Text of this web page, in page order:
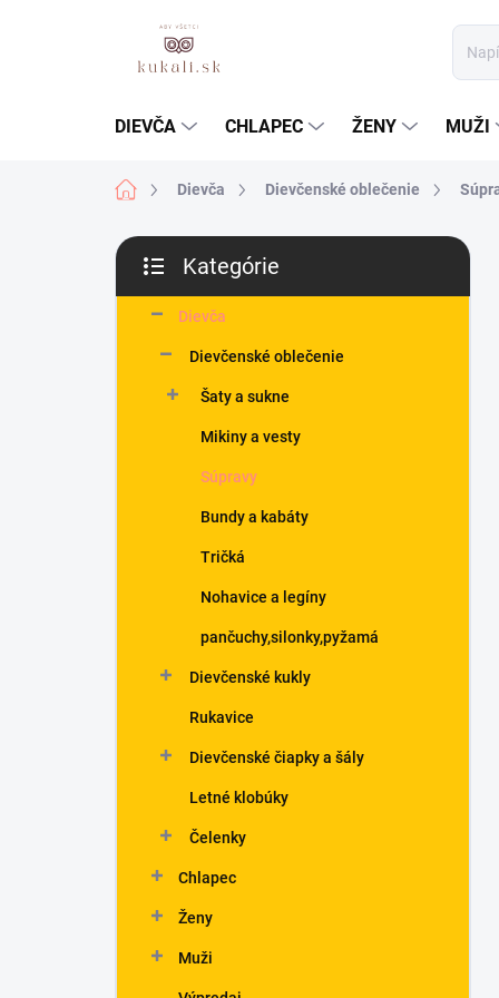
DIEVČA CHLAPEC ŽENY MUŽI
DomovDievča Dievčenské oblečenie
B
č
kategórie
Kategórie
Dievča
Dievčenské oblečenie
Šaty a sukne
Mikiny a vesty
Súpravy
Bundy a kabáty
Tričká
Nohavice a legíny
pančuchy,silonky,pyžamá
Dievčenské kukly
Rukavice
Dievčenské čiapky a šály
Letné klobúky
Čelenky
Chlapec
Ženy
Muži